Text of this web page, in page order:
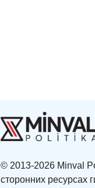
© 2013-2026 Minval
сторонних ресурсах